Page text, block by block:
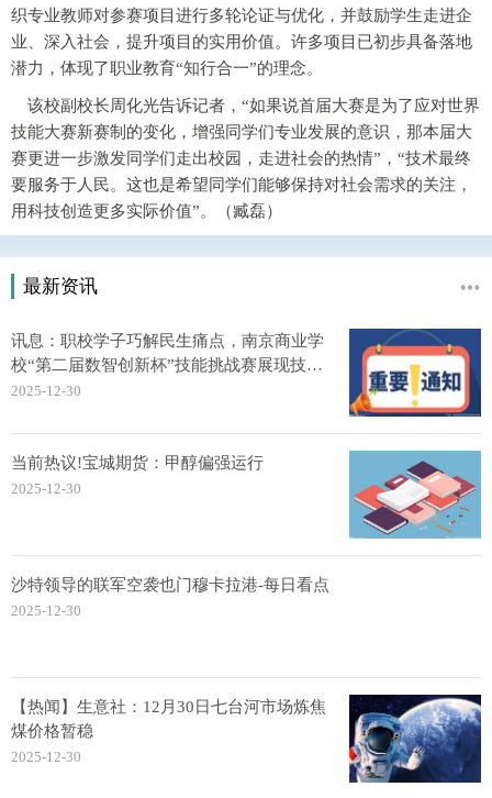
织专业教师对参赛项目进行多轮论证与优化，并鼓励学生走进企
业、深入社会，提升项目的实用价值。许多项目已初步具备落地
潜力，体现了职业教育“知行合一”的理念。
该校副校长周化光告诉记者，“如果说首届大赛是为了应对世界
技能大赛新赛制的变化，增强同学们专业发展的意识，那本届大
赛更进一步激发同学们走出校园，走进社会的热情”，“技术最终
要服务于人民。这也是希望同学们能够保持对社会需求的关注，
用科技创造更多实际价值”。（臧磊）
最新资讯
讯息：职校学子巧解民生痛点，南京商业学
校“第二届数智创新杯”技能挑战赛展现技术
温度
2025-12-30
当前热议!宝城期货：甲醇偏强运行
2025-12-30
沙特领导的联军空袭也门穆卡拉港-每日看点
2025-12-30
【热闻】生意社：12月30日七台河市场炼焦
煤价格暂稳
2025-12-30